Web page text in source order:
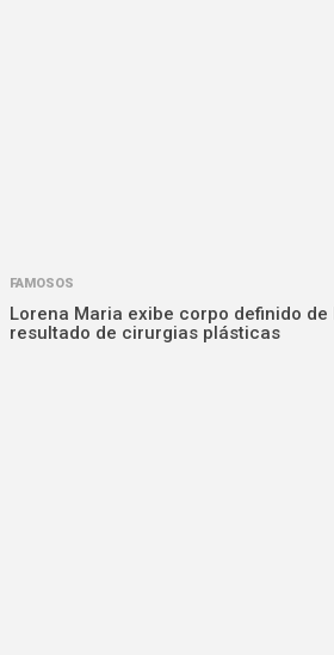
FAMOSOS
Lorena Maria exibe corpo definido
resultado de cirurgias plásticas